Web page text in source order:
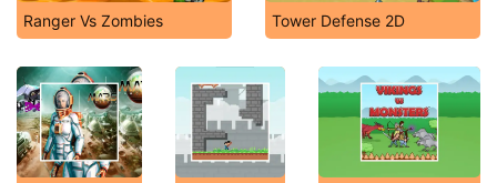
Ranger Vs Zombies Tower Defense 2D